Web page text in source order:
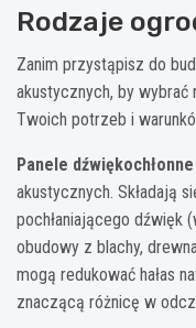
Rodzaje
Zanim przystąpisz do
akustycznych, by wybrać
Twoich potrzeb i
Panele dźwiękochłonne
akustycznych. Składają
pochłaniającego dźwięk
obudowy z blachy,
mogą redukować hałas
znaczącą różnicę w